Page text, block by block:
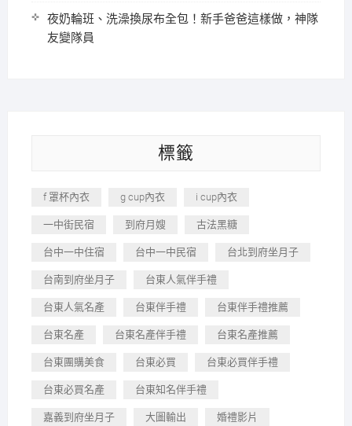
夜奶輪班、洗澡換尿布全包！新手爸爸這樣做，神隊
友變隊員
標籤
f 罩杯內衣 g cup內衣 i cup內衣
一中街民宿 到府月嫂 古法黑糖
台中一中住宿 台中一中民宿 台北到府坐月子
台南到府坐月子 台東人氣伴手禮
台東人氣名產 台東伴手禮 台東伴手禮推薦
台東名產 台東名產伴手禮 台東名產推薦
台東團購美食 台東必買 台東必買伴手禮
台東必買名產 台東知名伴手禮
嘉義到府坐月子 大圖輸出 婚禮影片